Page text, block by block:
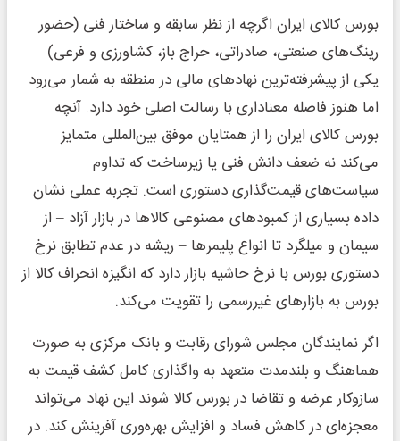
بورس کالای ایران اگرچه از نظر سابقه و ساختار فنی (حضور
رینگ‌های صنعتی، صادراتی، حراج باز، کشاورزی و فرعی)
یکی از پیشرفته‌ترین نهادهای مالی در منطقه به شمار می‌رود
اما هنوز فاصله معناداری با رسالت اصلی خود دارد. آنچه
بورس کالای ایران را از همتایان موفق بین‌المللی متمایز
می‌کند نه ضعف دانش فنی یا زیرساخت که تداوم
سیاست‌های قیمت‌گذاری دستوری است. تجربه عملی نشان
داده بسیاری از کمبودهای مصنوعی کالاها در بازار آزاد – از
سیمان و میلگرد تا انواع پلیمرها – ریشه در عدم تطابق نرخ
دستوری بورس با نرخ حاشیه بازار دارد که انگیزه انحراف کالا از
بورس به بازارهای غیررسمی را تقویت می‌کند.
اگر نمایندگان مجلس شورای رقابت و بانک مرکزی به صورت
هماهنگ و بلندمدت متعهد به واگذاری کامل کشف قیمت به
سازوکار عرضه و تقاضا در بورس کالا شوند این نهاد می‌تواند
معجزه‌ای در کاهش فساد و افزایش بهره‌وری آفرینش کند. در